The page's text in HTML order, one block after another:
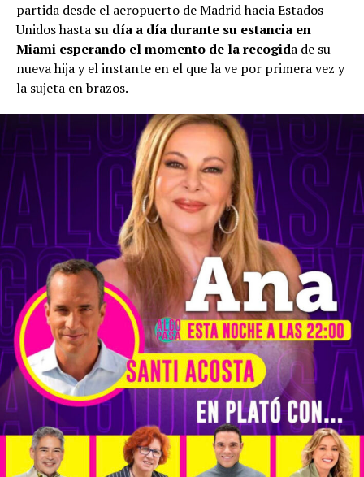
partida desde el aeropuerto de Madrid hacia Estados
Unidos hasta su día a día durante su estancia en
Miami esperando el momento de la recogida de su
nueva hija y el instante en el que la ve por primera vez y
la sujeta en brazos.